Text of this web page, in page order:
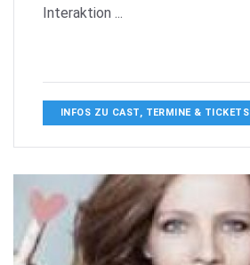
Interaktion ...
INFOS ZU CAST, TERMINE & TICKETS